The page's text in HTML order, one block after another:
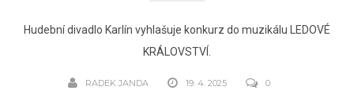
Hudební divadlo Karlín vyhlašuje konkurz do muzikálu LEDOVÉ
KRÁLOVSTVÍ.
RADEK JANDA 19. 4. 2025 0